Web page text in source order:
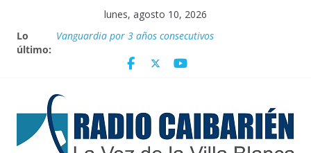
contenido
lunes, agosto 10, 2026
Lo
último:
Vanguardia por 3 años consecutivos
renovables en Cuba
Fidel y el deporte